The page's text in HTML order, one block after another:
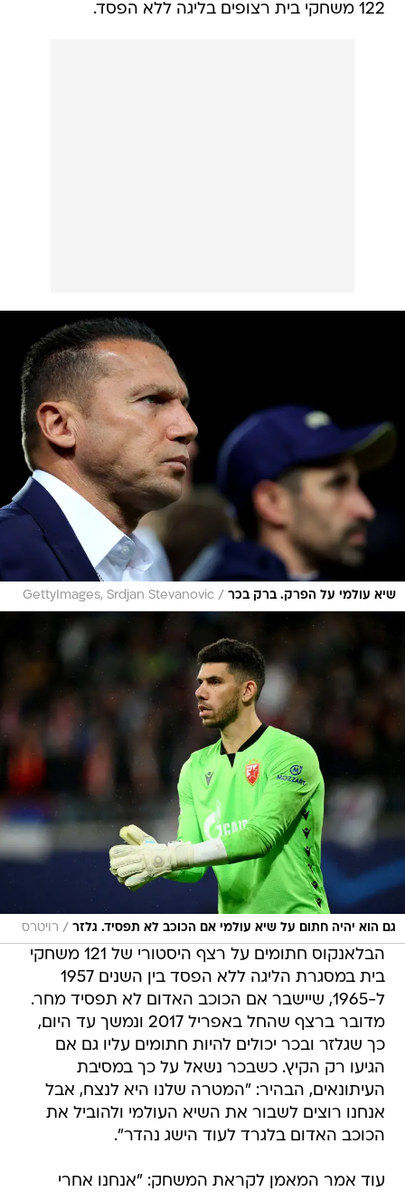
122 משחקי בית רצופים בליגה ללא הפסד.
שיא עולמי על הפרק. ברק בכר /
GettyImages, Srdjan Stevanovic
גם הוא יהיה חתום על שיא עולמי אם הכוכב לא תפסיד. גלזר / רויטרס
הבלאנקוס חתומים על רצף היסטורי של 121 משחקי
בית במסגרת הליגה ללא הפסד בין השנים 1957
ל-1965, שיישבר אם הכוכב האדום לא תפסיד מחר.
מדובר ברצף שהחל באפריל 2017 ונמשך עד היום,
כך שגלזר ובכר יכולים להיות חתומים עליו גם אם
הגיעו רק הקיץ. כשבכר נשאל על כך במסיבת
העיתונאים, הבהיר: "המטרה שלנו היא לנצח, אבל
אנחנו רוצים לשבור את השיא העולמי ולהוביל את
הכוכב האדום בלגרד לעוד הישג נהדר".
עוד אמר המאמן לקראת המשחק: "אנחנו אחרי